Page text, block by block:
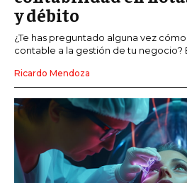
y débito
¿Te has preguntado alguna vez
contable a la gestión de tu negocio?
Ricardo Mendoza